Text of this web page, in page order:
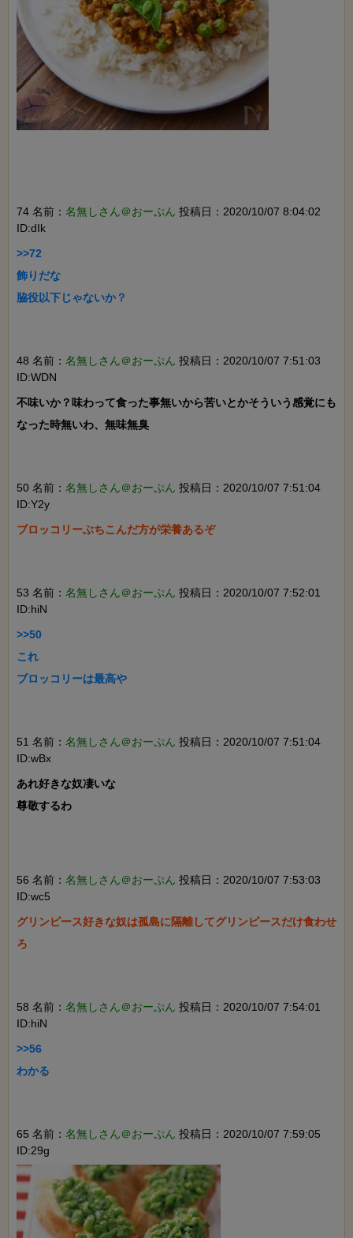
74 名前： 名無しさん＠おーぷん 投稿日：2020/10/07 8:04:02
ID:dIk
>>72
飾りだな
脇役以下じゃないか？
48 名前： 名無しさん＠おーぷん 投稿日：2020/10/07 7:51:03
ID:WDN
不味いか？味わって食った事無いから苦いとかそういう感覚にも
なった時無いわ、無味無臭
50 名前： 名無しさん＠おーぷん 投稿日：2020/10/07 7:51:04
ID:Y2y
ブロッコリーぶちこんだ方が栄養あるぞ
53 名前： 名無しさん＠おーぷん 投稿日：2020/10/07 7:52:01
ID:hiN
>>50
これ
ブロッコリーは最高や
51 名前： 名無しさん＠おーぷん 投稿日：2020/10/07 7:51:04
ID:wBx
あれ好きな奴凄いな
尊敬するわ
56 名前： 名無しさん＠おーぷん 投稿日：2020/10/07 7:53:03
ID:wc5
グリンピース好きな奴は孤島に隔離してグリンピースだけ食わせ
ろ
58 名前： 名無しさん＠おーぷん 投稿日：2020/10/07 7:54:01
ID:hiN
>>56
わかる
65 名前： 名無しさん＠おーぷん 投稿日：2020/10/07 7:59:05
ID:29g